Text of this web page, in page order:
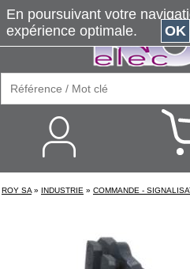
ROY SA » INDUSTRIE » COMMANDE -
En poursuivant votre
expérience optimale.
OK